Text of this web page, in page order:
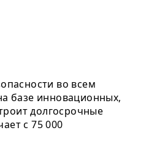
во всем
базе инновационных,
долгосрочные
с 75 000